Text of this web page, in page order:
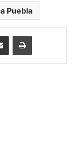
Puebla
Share via Email Print